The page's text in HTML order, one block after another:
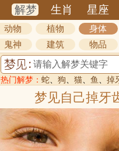
解梦 生肖 星座
动物 植物 身体
鬼神 建筑 物品
热门解梦： 蛇、 狗、 猫、 鱼 、 掉
梦见自己掉牙